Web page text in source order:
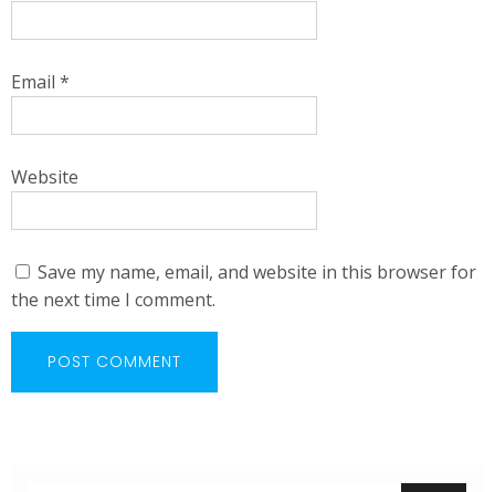
Email *
Website
Save my name, email, and website in this browser for
the next time I comment.